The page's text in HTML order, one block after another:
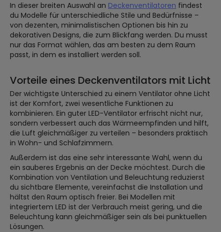
In dieser breiten Auswahl an Deckenventilatoren findest
du Modelle für unterschiedliche Stile und Bedürfnisse –
von dezenten, minimalistischen Optionen bis hin zu
dekorativen Designs, die zum Blickfang werden. Du musst
nur das Format wählen, das am besten zu dem Raum
passt, in dem es installiert werden soll.
Vorteile eines Deckenventilators mit Licht
Der wichtigste Unterschied zu einem Ventilator ohne Licht
ist der Komfort, zwei wesentliche Funktionen zu
kombinieren. Ein guter LED-Ventilator erfrischt nicht nur,
sondern verbessert auch das Wärmeempfinden und hilft,
die Luft gleichmäßiger zu verteilen – besonders praktisch
in Wohn- und Schlafzimmern.
Außerdem ist das eine sehr interessante Wahl, wenn du
ein sauberes Ergebnis an der Decke möchtest. Durch die
Kombination von Ventilation und Beleuchtung reduzierst
du sichtbare Elemente, vereinfachst die Installation und
hältst den Raum optisch freier. Bei Modellen mit
integriertem LED ist der Verbrauch meist gering, und die
Beleuchtung kann gleichmäßiger sein als bei punktuellen
Lösungen.